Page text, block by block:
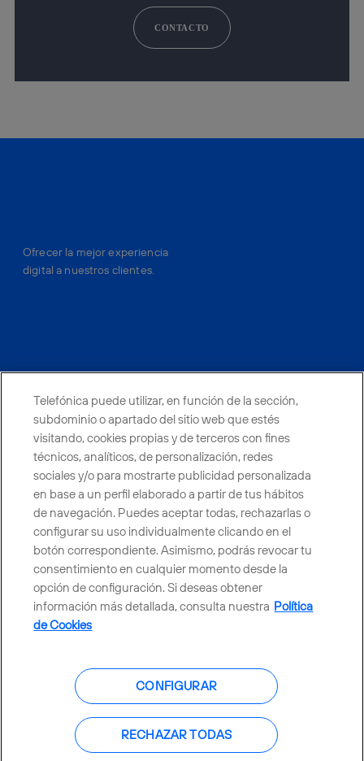
CONTACTO
Ofrecer la mejor experiencia
digital a nuestros clientes.
CONTACTO
Telefónica en redes sociales
Canal de Denuncias
Centro Global Transparencia
Política de cookies Aviso legal
Accesibilidad Política de privacidad
Telefónica puede utilizar, en función de la sección,
subdominio o apartado del sitio web que estés
visitando, cookies propias y de terceros con fines
técnicos, analíticos, de personalización, redes
sociales y/o para mostrarte publicidad personalizada
en base a un perfil elaborado a partir de tus hábitos
de navegación. Puedes aceptar todas, rechazarlas o
configurar su uso individualmente clicando en el
botón correspondiente. Asimismo, podrás revocar tu
consentimiento en cualquier momento desde la
opción de configuración. Si deseas obtener
información más detallada, consulta nuestra Política
de Cookies
CONFIGURAR
RECHAZAR TODAS